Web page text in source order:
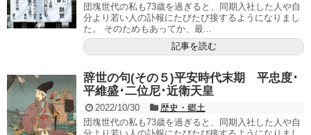
団塊世代の私も73歳を過ぎると、同期入社した人や自
分より若い人の訃報にたびたび接するようになりまし
た。 そのためもあってか、最...
記事を読む
辞世の句(その５)平安時代末期 平忠度･
平維盛･二位尼･近衛天皇
2022/10/30
歴史・郷土
団塊世代の私も73歳を過ぎると、同期入社した人や自